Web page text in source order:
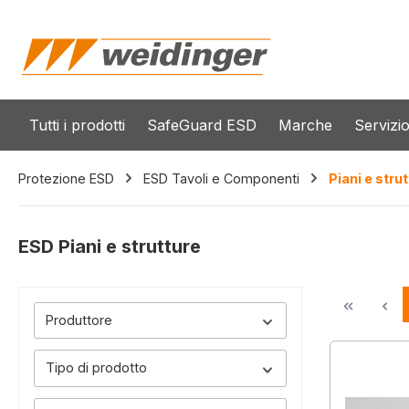
Tutti i prodotti SafeGuard ESD Marche
Protezione ESD ESD Tavoli e Componenti Piani e
ESD Piani e strutture
Produttore
Tipo di prodotto